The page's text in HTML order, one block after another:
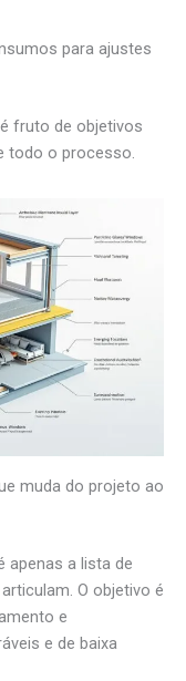
para ajustes
fruto de objetivos
todo o processo.
muda do projeto ao
apenas a lista de
O objetivo é
e
e de baixa